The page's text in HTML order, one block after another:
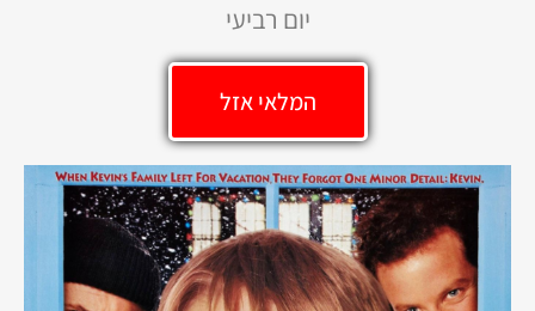
יום רביעי
המלאי אזל